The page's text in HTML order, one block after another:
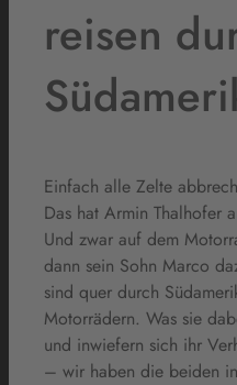
reisen
Einfach alle Zelte
Das hat Armin Thalhofer
Und zwar auf dem
dann sein Sohn Marco
sind quer durch
Motorrädern. Was sie
und inwiefern sich ihr
– wir haben die beiden